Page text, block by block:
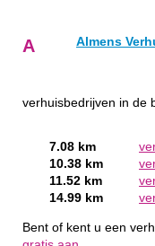
A Almens
verhuisbedrijven in de
7.08 km
10.38 km
11.52 km
14.99 km
Bent of kent u een